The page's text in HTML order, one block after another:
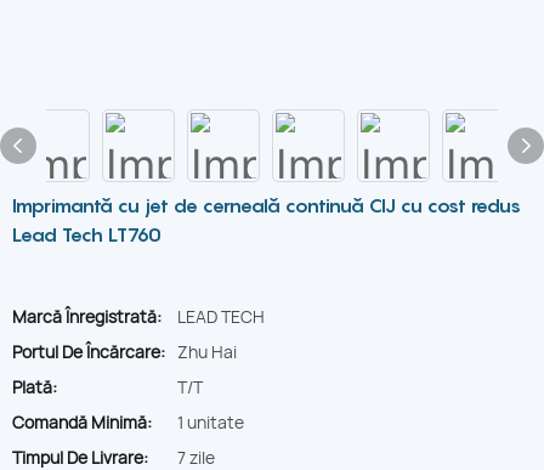
Imprimantă cu jet de cerneală continuă CIJ cu cost redus
Lead Tech LT760
Marcă Înregistrată:
LEAD TECH
Portul De Încărcare: Zhu Hai
Plată:
T/T
Comandă Minimă:
1 unitate
Timpul De Livrare:
7 zile